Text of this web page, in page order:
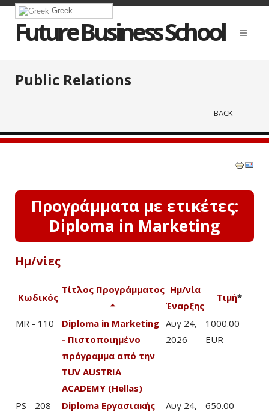
Greek
Future Business School
Public Relations
BACK
Προγράμματα με ετικέτες:
Diploma in Marketing
Ημ/νίες
Κωδικός
Τίτλος Προγράμματος Ημ/νία
Έναρξης
Τιμή*
MR - 110
Diploma in Marketing
- Πιστοποιημένο
πρόγραμμα από την
TUV AUSTRIA
ACADEMY (Hellas)
Αυγ 24,
2026
1000.00
EUR
PS - 208
Diploma Εργασιακής
Αυγ 24,
650.00